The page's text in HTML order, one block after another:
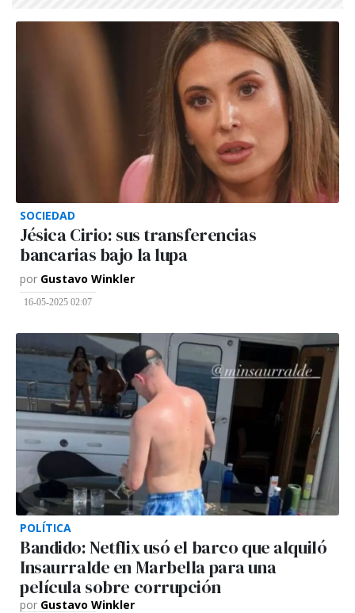
SOCIEDAD
Jésica Cirio: sus transferencias
bancarias bajo la lupa
por Gustavo Winkler
16-05-2025 02:07
POLÍTICA
Bandido: Netflix usó el barco que alquiló
Insaurralde en Marbella para una
película sobre corrupción
por Gustavo Winkler